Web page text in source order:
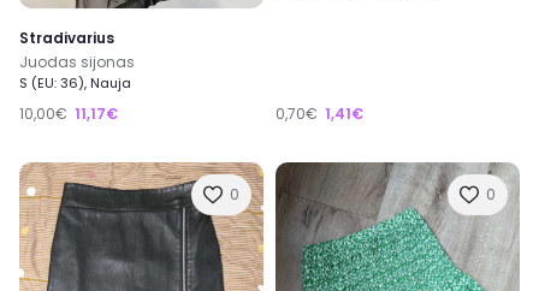
Stradivarius
Juodas sijonas
S (EU: 36), Nauja
10,00€ 11,17€ 0,70€ 1,41€
0 0